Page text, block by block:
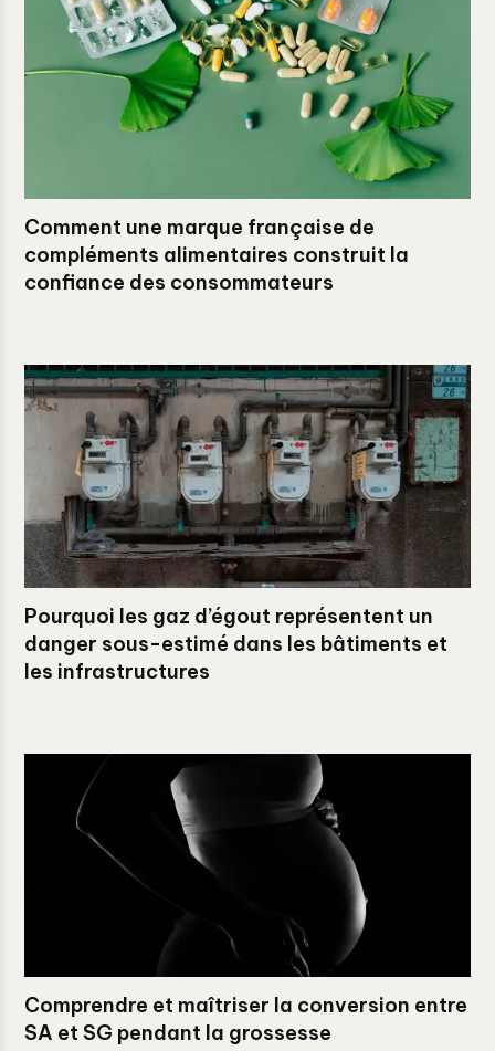
Comment une marque française de
compléments alimentaires construit la
confiance des consommateurs
Pourquoi les gaz d’égout représentent un
danger sous-estimé dans les bâtiments et
les infrastructures
Comprendre et maîtriser la conversion entre
SA et SG pendant la grossesse